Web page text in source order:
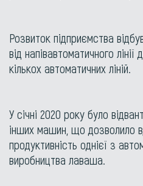
Розвиток підприємства
від напівавтоматичного
кількох автоматичних ліній.
У січні 2020 року було
інших машин, що дозволило
продуктивність однієї з
виробництва лаваша.